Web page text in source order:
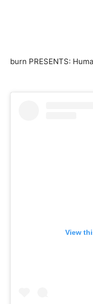
burn PRESENTS:
View